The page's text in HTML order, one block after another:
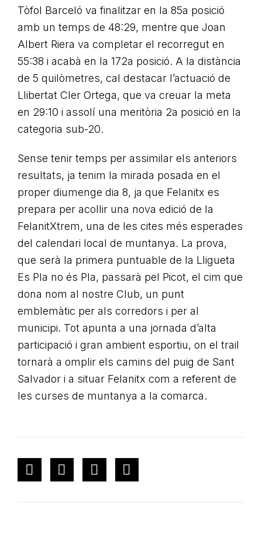
Tòfol Barceló va finalitzar en la 85a posició
amb un temps de 48:29, mentre que Joan
Albert Riera va completar el recorregut en
55:38 i acabà en la 172a posició. A la distància
de 5 quilòmetres, cal destacar l’actuació de
Llibertat Cler Ortega, que va creuar la meta
en 29:10 i assolí una meritòria 2a posició en la
categoria sub-20.
Sense tenir temps per assimilar els anteriors
resultats, ja tenim la mirada posada en el
proper diumenge dia 8, ja que Felanitx es
prepara per acollir una nova edició de la
FelanitXtrem, una de les cites més esperades
del calendari local de muntanya. La prova,
que serà la primera puntuable de la Lligueta
Es Pla no és Pla, passarà pel Picot, el cim que
dona nom al nostre Club, un punt
emblemàtic per als corredors i per al
municipi. Tot apunta a una jornada d’alta
participació i gran ambient esportiu, on el trail
tornarà a omplir els camins del puig de Sant
Salvador i a situar Felanitx com a referent de
les curses de muntanya a la comarca.